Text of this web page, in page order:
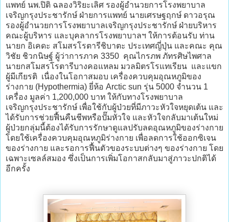
แพทย์ นพ.ปิติ ฉลองวิริยะเลิศ รองผู้อำนวยการโรงพยาบาล
เจริญกรุงประชารักษ์ ฝ่ายการแพทย์ นายเศรษฐฤกษ์ ดาวอรุณ
รองผู้อำนวยการโรงพยาบาลเจริญกรุงประชารักษ์ ฝ่ายบริหาร
คณะผู้บริหาร และบุคลากรโรงพยาบาลฯ ให้การต้อนรับ ท่าน
นายก อิเคดะ สโมสรโรตารีชิบาตะ ประเทศญี่ปุ่น และคณะ คุณ
วิชัย ชิวกนิษฐ์ ผู้ว่าการภาค 3350 คุณไกรภพ ภัทรศิษไพศาล
นายกสโมสรโรตารีบางคอแหลม มวลมิตรโรแทเรียน และแขก
ผู้มีเกียรติ เนื่องในโอกาสมอบ เครื่องควบคุมอุณหภูมิของ
ร่างกาย (Hypothermia) ยี่ห้อ Arctic sun รุ่น 5000 จำนวน 1
เครื่อง มูลค่า 1,200,000 บาท ให้กับทางโรงพยาบาล
เจริญกรุงประชารักษ์ เพื่อใช้กับผู้ป่วยที่มีภาวะหัวใจหยุดเต้น และ
ได้รับการช่วยฟื้นคืนชีพหรือปั๊มหัวใจ และหัวใจกลับมาเต้นใหม่
ผู้ป่วยกลุ่มนี้ต้องได้รับการรักษาดูแลปรับลดอุณหภูมิของร่างกาย
โดยใช้เครื่องควบคุมอุณหภูมิร่างกาย เพื่อลดการใช้ออกซิเจน
ของร่างกาย และรอการฟื้นตัวของระบบต่างๆ ของร่างกาย โดย
เฉพาะเซลล์สมอง ซึ่งเป็นการเพิ่มโอกาสกลับมาสู่ภาวะปกติได้
อีกครั้ง